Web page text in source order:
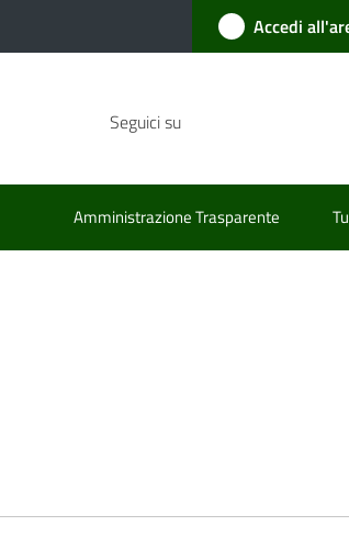
Accedi
Seguici su
Amministrazione Trasparente